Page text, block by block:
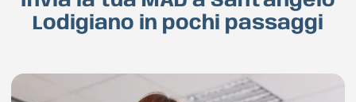
Lodigiano in pochi passaggi